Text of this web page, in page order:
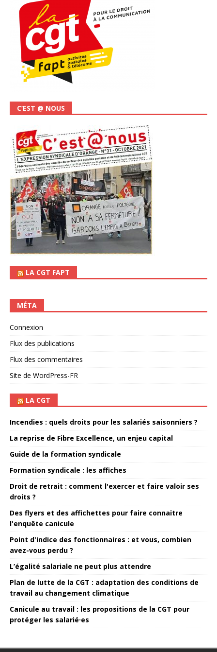
C’EST @ NOUS
LA CGT FAPT
MÉTA
Connexion
Flux des publications
Flux des commentaires
Site de WordPress-FR
LA CGT
Incendies : quels droits pour les salariés saisonniers ?
La reprise de Fibre Excellence, un enjeu capital
Guide de la formation syndicale
Formation syndicale : les affiches
Droit de retrait : comment l'exercer et faire valoir ses
droits ?
Des flyers et des affichettes pour faire connaitre
l'enquête canicule
Point d'indice des fonctionnaires : et vous, combien
avez-vous perdu ?
L’égalité salariale ne peut plus attendre
Plan de lutte de la CGT : adaptation des conditions de
travail au changement climatique
Canicule au travail : les propositions de la CGT pour
protéger les salarié·es